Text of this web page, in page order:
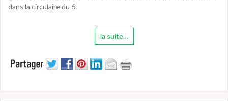
dans la circulaire du 6
la suite…